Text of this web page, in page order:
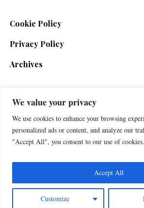
We value your privacy
We use cookies to enhance your browsing
personalized ads or content, and analyze our
"Accept All", you consent to our use of cookies.
Customize
Accept All
Cookie Policy
Privacy Policy
Archives
SIGN UP FOR THE NEWSLETTER